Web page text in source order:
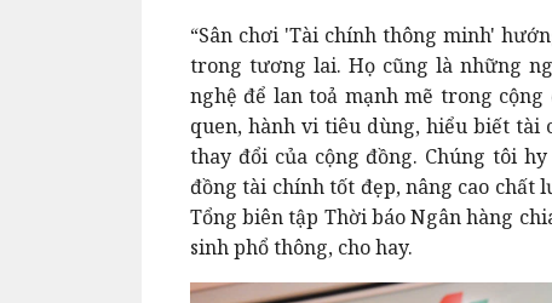
“Sân chơi 'Tài chính thông minh'
trong tương lai. Họ cũng là những
nghệ để lan toả mạnh mẽ trong
quen, hành vi tiêu dùng, hiểu biết
thay đổi của cộng đồng. Chúng tôi
đồng tài chính tốt đẹp, nâng cao
Tổng biên tập Thời báo Ngân hàng
sinh phổ thông, cho hay.